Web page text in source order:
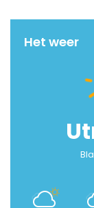
Het weer